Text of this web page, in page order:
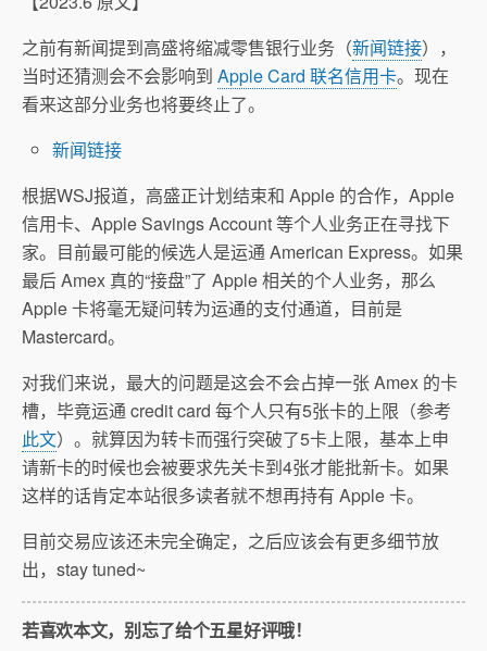
之前有新闻提到高盛将缩减零售银行业务（新闻链接），
当时还猜测会不会影响到 Apple Card 联名信用卡。现在
看来这部分业务也将要终止了。
新闻链接
根据WSJ报道，高盛正计划结束和 Apple 的合作，Apple
信用卡、Apple Savings Account 等个人业务正在寻找下
家。目前最可能的候选人是运通 American Express。如果
最后 Amex 真的“接盘”了 Apple 相关的个人业务，那么
Apple 卡将毫无疑问转为运通的支付通道，目前是
Mastercard。
对我们来说，最大的问题是这会不会占掉一张 Amex 的卡
槽，毕竟运通 credit card 每个人只有5张卡的上限（参考
此文）。就算因为转卡而强行突破了5卡上限，基本上申
请新卡的时候也会被要求先关卡到4张才能批新卡。如果
这样的话肯定本站很多读者就不想再持有 Apple 卡。
目前交易应该还未完全确定，之后应该会有更多细节放
出，stay tuned~
若喜欢本文，别忘了给个五星好评哦！